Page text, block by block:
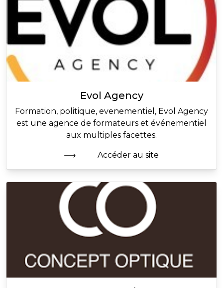
Evol Agency
Formation, politique, evenementiel, Evol Agency
est une agence de formateurs et événementiel
aux multiples facettes.
Accéder au site